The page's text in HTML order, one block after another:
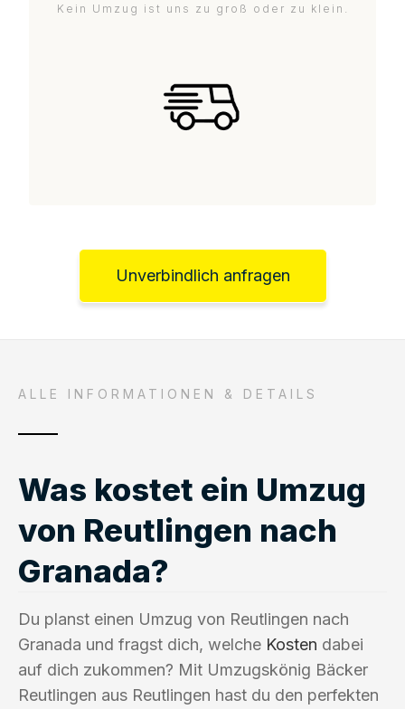
Kein Umzug ist uns zu groß oder zu klein.
Unverbindlich anfragen
ALLE INFORMATIONEN & DETAILS
Was kostet ein Umzug
von Reutlingen nach
Granada?
Du planst einen Umzug von Reutlingen nach
Granada und fragst dich, welche Kosten dabei
auf dich zukommen? Mit Umzugskönig Bäcker
Reutlingen aus Reutlingen hast du den perfekten